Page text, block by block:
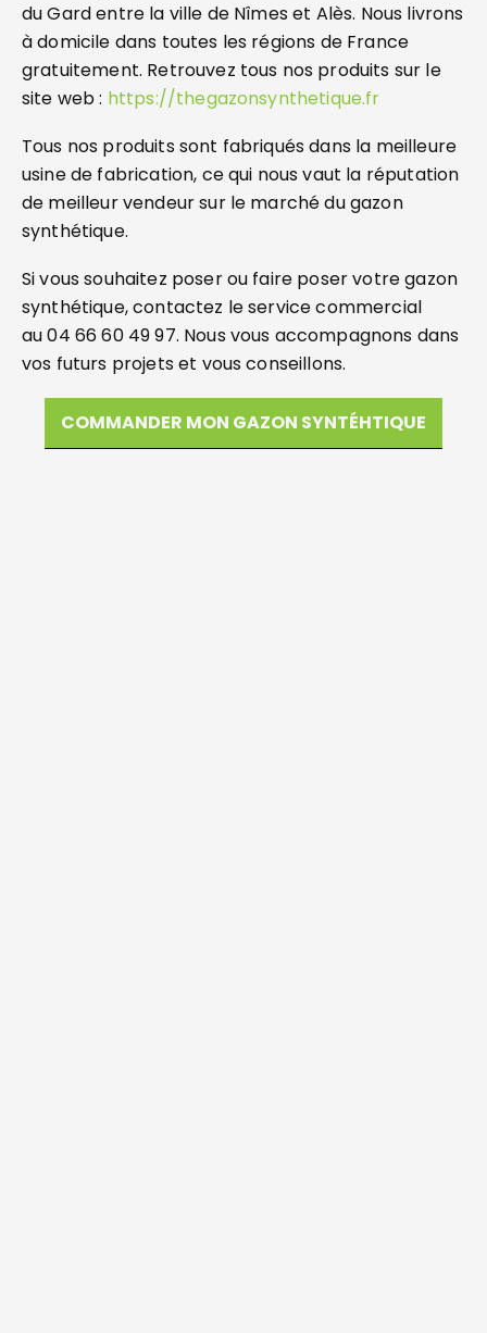
du Gard entre la ville de Nîmes et Alès. Nous livrons
à domicile dans toutes les régions de France
gratuitement. Retrouvez tous nos produits sur le
site web : https://thegazonsynthetique.fr
Tous nos produits sont fabriqués dans la meilleure
usine de fabrication, ce qui nous vaut la réputation
de meilleur vendeur sur le marché du gazon
synthétique.
Si vous souhaitez poser ou faire poser votre gazon
synthétique, contactez le service commercial
au 04 66 60 49 97. Nous vous accompagnons dans
vos futurs projets et vous conseillons.
COMMANDER MON GAZON SYNTÉHTIQUE